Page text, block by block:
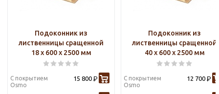
Подоконник из
лиственницы сращенной
18 х 600 х 2500 мм
С покрытием
Osmo
15 800 Р
Подоконник из
лиственницы сращенной
40 х 600 х 2500 мм
С покрытием
Osmo
12 700 Р